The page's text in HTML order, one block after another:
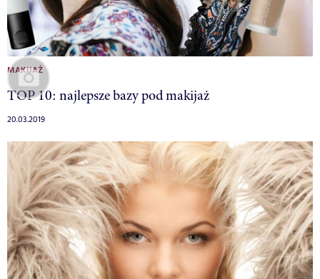
MAKIJAŻ
TOP 10: najlepsze bazy pod makijaż
20.03.2019